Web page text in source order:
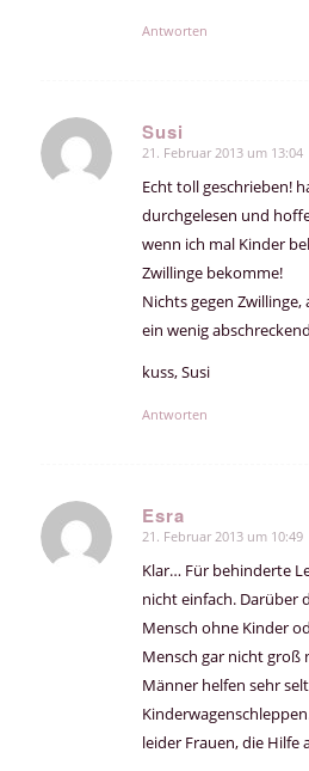
Antworten
Susi
sagte:
21. Februar 2013 um 13:04
Echt toll geschrieben!
durchgelesen und
wenn ich mal Kinder
Zwillinge bekomme!
Nichts gegen Zwillinge,
ein wenig
kuss, Susi
Antworten
Esra
sagte:
21. Februar 2013 um 10:49
Klar… Für behinderte
nicht einfach. Darüber
Mensch ohne Kinder
Mensch gar nicht groß
Männer helfen sehr
leider Frauen, die Hilfe